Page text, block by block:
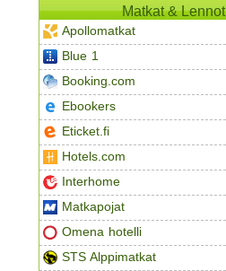
Matkat & Lennot
Apollomatkat
Blue 1
Booking.com
Ebookers
Eticket.fi
Hotels.com
Interhome
Matkapojat
Omena hotelli
STS Alppimatkat